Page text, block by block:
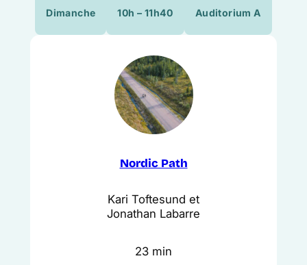
Dimanche 10h – 11h40 Auditorium A
Nordic Path
Kari Toftesund et
Jonathan Labarre
23 min